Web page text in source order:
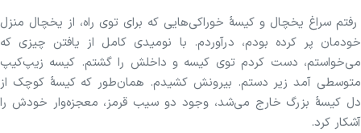
رفتم سراغ یخچال و کیسهٔ خوراکی‌هایی که برای توی راه، از یخچال منزل
خودمان پر کرده بودم، درآوردم. با نومیدی کامل از یافتن چیزی که
می‌خواستم، دست کردم توی کیسه و داخلش را گشتم. کیسه زیپ‌کیپ
متوسطی آمد زیر دستم. بیرونش کشیدم. همان‌طور که کیسهٔ کوچک از
دل کیسهٔ بزرگ خارج می‌شد، وجود دو سیب قرمز، معجزه‌وار خودش را
آشکار کرد.